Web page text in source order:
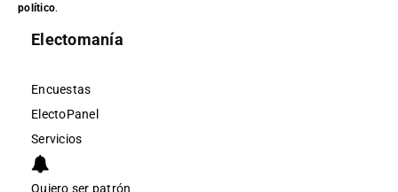
político.
Electomanía
Encuestas
ElectoPanel
Servicios
Quiero ser patrón